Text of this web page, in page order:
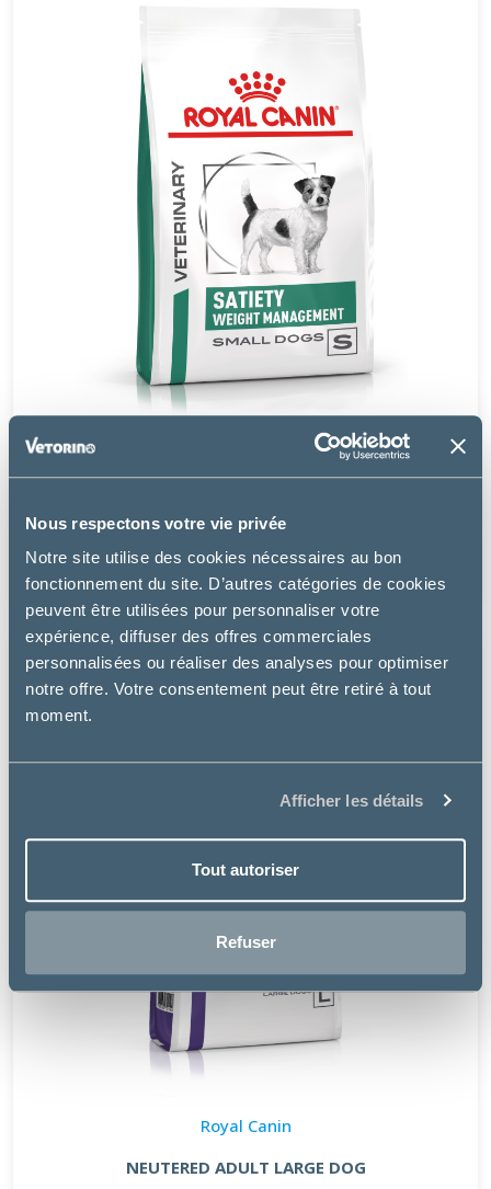
Nous respectons votre vie privée
Notre site utilise des cookies nécessaires au bon
fonctionnement du site. D’autres catégories de cookies
peuvent être utilisées pour personnaliser votre
expérience, diffuser des offres commerciales
personnalisées ou réaliser des analyses pour optimiser
notre offre. Votre consentement peut être retiré à tout
moment.
Afficher les détails
Tout autoriser
Refuser
à partir de
8.99€
Royal Canin
NEUTERED ADULT LARGE DOG